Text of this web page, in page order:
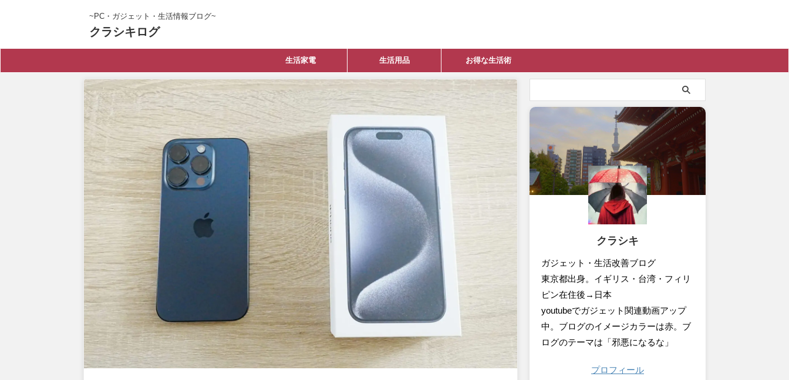
~PC・ガジェット・生活情報ブログ~
クラシキログ
生活家電 生活用品 お得な生活術
クラシキ
ガジェット・生活改善ブログ
東京都出身。イギリス・台湾・フィリ
ピン在住後→日本
youtubeでガジェット関連動画アップ
中。ブログのイメージカラーは赤。ブ
ログのテーマは「邪悪になるな」
プロフィール